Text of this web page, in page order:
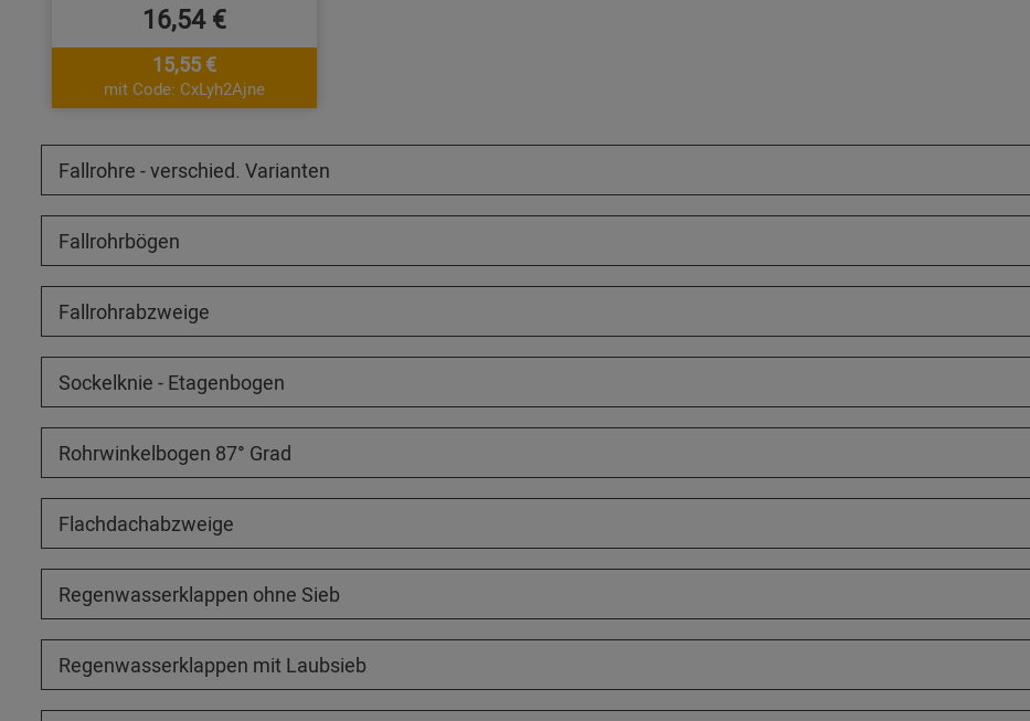
16,54 €
15,55 €
mit Code: CxLyh2Ajne
Fallrohre - verschied. Varianten
Fallrohrbögen
Fallrohrabzweige
Sockelknie - Etagenbogen
Rohrwinkelbogen 87° Grad
Flachdachabzweige
Regenwasserklappen ohne Sieb
Regenwasserklappen mit Laubsieb